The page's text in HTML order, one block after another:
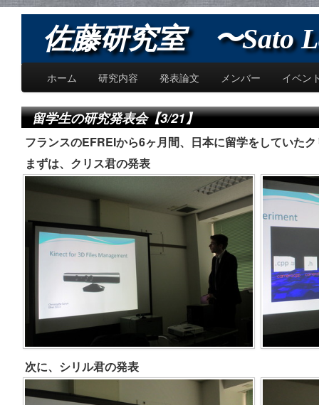
佐藤研究室 〜Sato
ホーム 研究内容 発表論文 メンバー イベン
留学生の研究発表会【3/21】
フランスのEFREIから6ヶ月間、日本に留学をしていた
まずは、クリス君の発表
次に、シリル君の発表